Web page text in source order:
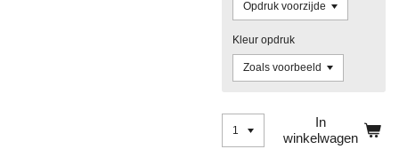
Kleur opdruk
In
winkelwagen